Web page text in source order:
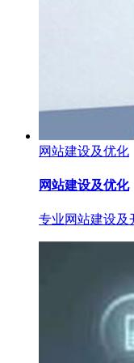
网站建设及优化
网站建设及优化
专业网站建设及